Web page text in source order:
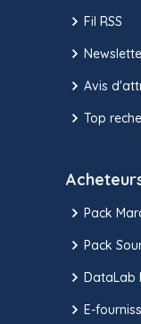
Fil RSS
Avis
Top
Pack
Pack
DataLab
E-